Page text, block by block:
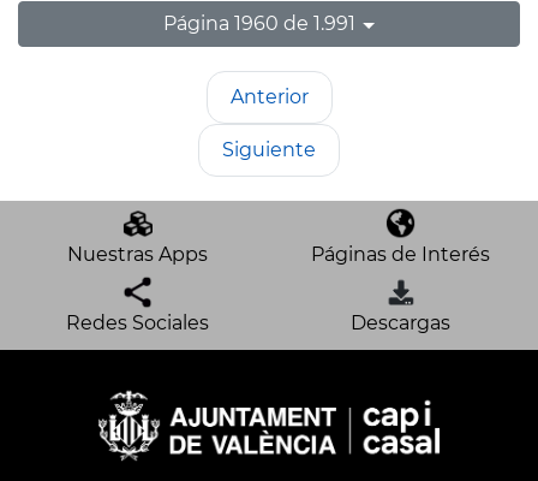
Página 1960 de 1.991
Anterior
Siguiente
Nuestras Apps Páginas de Interés
Redes Sociales Descargas